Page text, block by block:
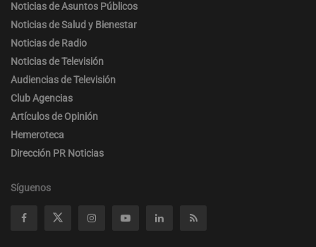
Noticias de Asuntos Públicos
Noticias de Salud y Bienestar
Noticias de Radio
Noticias de Televisión
Audiencias de Televisión
Club Agencias
Artículos de Opinión
Hemeroteca
Dirección PR Noticias
Síguenos